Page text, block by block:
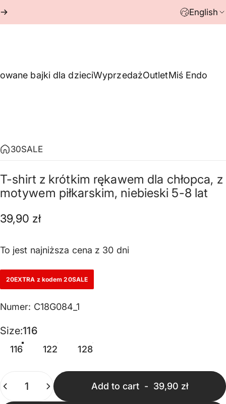
English
bajki dla dzieciWyprzedażOutletMiś Endo
30SALE
T-shirt z krótkim rękawem dla chłopca, z
motywem piłkarskim, niebieski 5-8 lat
39,90 zł
To jest najniższa cena z 30 dni
20EXTRA z kodem 20SALE
Numer: C18G084_1
Size:116
116 122 128
Add to cart- 39,90 zł